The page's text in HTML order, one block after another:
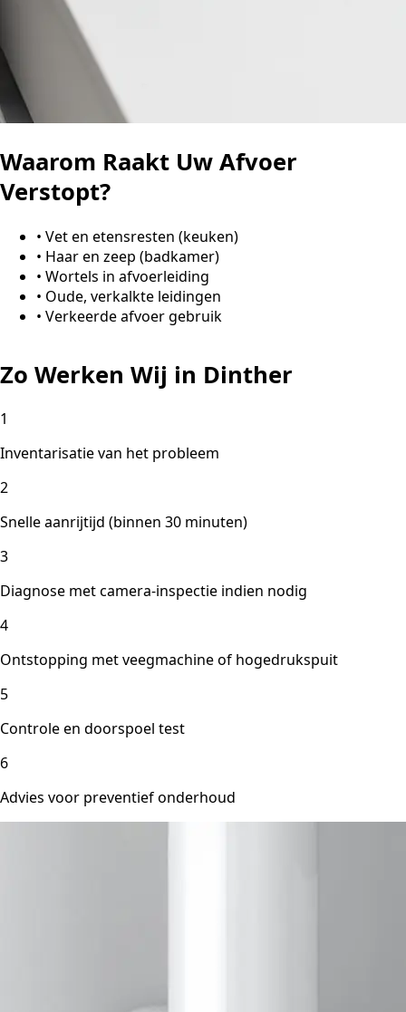
Waarom Raakt Uw Afvoer
Verstopt?
• Vet en etensresten (keuken)
• Haar en zeep (badkamer)
• Wortels in afvoerleiding
• Oude, verkalkte leidingen
• Verkeerde afvoer gebruik
Zo Werken Wij in Dinther
1
Inventarisatie van het probleem
2
Snelle aanrijtijd (binnen 30 minuten)
3
Diagnose met camera-inspectie indien nodig
4
Ontstopping met veegmachine of hogedrukspuit
5
Controle en doorspoel test
6
Advies voor preventief onderhoud